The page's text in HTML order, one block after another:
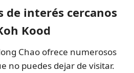
de interés cercanos
Kood
Chao ofrece numerosos
no puedes dejar de visitar.